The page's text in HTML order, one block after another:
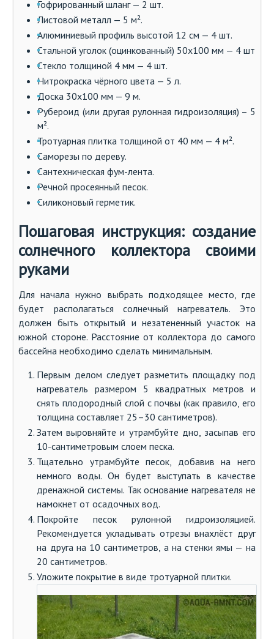
Гофрированный шланг — 2 шт.
Листовой металл — 5 м².
Алюминиевый профиль высотой 12 см — 4 шт.
Стальной уголок (оцинкованный) 50х100 мм — 4 шт
Стекло толщиной 4 мм — 4 шт.
Нитрокраска чёрного цвета — 5 л.
Доска 30х100 мм — 9 м.
Рубероид (или другая рулонная гидроизоляция) – 5
м².
Тротуарная плитка толщиной от 40 мм — 4 м².
Саморезы по дереву.
Сантехническая фум-лента.
Речной просеянный песок.
Силиконовый герметик.
Пошаговая инструкция: создание
солнечного коллектора своими
руками
Для начала нужно выбрать подходящее место, где
будет располагаться солнечный нагреватель. Это
должен быть открытый и незатененный участок на
южной стороне. Расстояние от коллектора до самого
бассейна необходимо сделать минимальным.
Первым делом следует разметить площадку под
нагреватель размером 5 квадратных метров и
снять плодородный слой с почвы (как правило, его
толщина составляет 25–30 сантиметров).
Затем выровняйте и утрамбуйте дно, засыпав его
10-сантиметровым слоем песка.
Тщательно утрамбуйте песок, добавив на него
немного воды. Он будет выступать в качестве
дренажной системы. Так основание нагревателя не
намокнет от осадочных вод.
Покройте песок рулонной гидроизоляцией.
Рекомендуется укладывать отрезы внахлёст друг
на друга на 10 сантиметров, а на стенки ямы — на
20 сантиметров.
Уложите покрытие в виде тротуарной плитки.